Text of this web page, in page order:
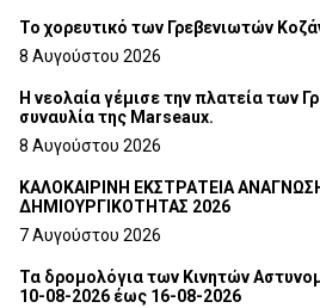
Το χορευτικό των Γρεβενιωτών
8 Αυγούστου 2026
Η νεολαία γέμισε την πλατεία των
συναυλία της Marseaux.
8 Αυγούστου 2026
ΚΑΛΟΚΑΙΡΙΝΗ ΕΚΣΤΡΑΤΕΙΑ
ΔΗΜΙΟΥΡΓΙΚΟΤΗΤΑΣ 2026
7 Αυγούστου 2026
Τα δρομολόγια των Κινητών
10-08-2026 έως 16-08-2026